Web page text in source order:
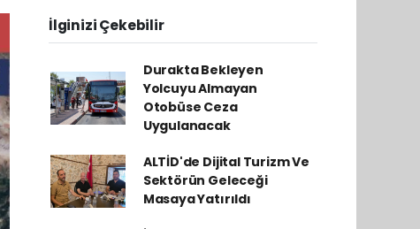
İlginizi Çekebilir
Durakta Bekleyen
Yolcuyu Almayan
Otobüse Ceza
Uygulanacak
ALTİD'de Dijital Turizm Ve
Sektörün Geleceği
Masaya Yatırıldı